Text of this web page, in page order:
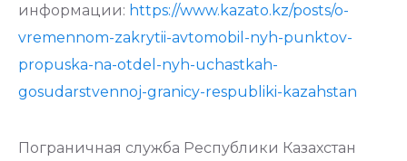
информации: https://www.kazato.kz/posts/o-
vremennom-zakrytii-avtomobil-nyh-punktov-
propuska-na-otdel-nyh-uchastkah-
gosudarstvennoj-granicy-respubliki-kazahstan
Пограничная служба Республики Казахстан